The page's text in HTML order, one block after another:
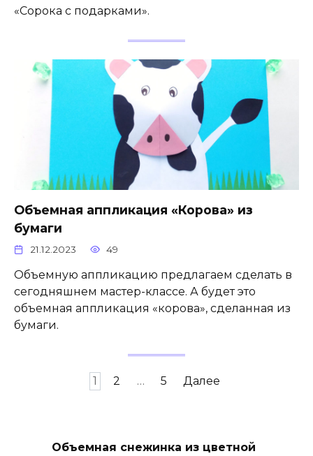
«Сорока с подарками».
Объемная аппликация «Корова» из
бумаги
21.12.2023 49
Объемную аппликацию предлагаем сделать в
сегодняшнем мастер-классе. А будет это
объемная аппликация «корова», сделанная из
бумаги.
1 2 … 5 Далее
Объемная снежинка из цветной